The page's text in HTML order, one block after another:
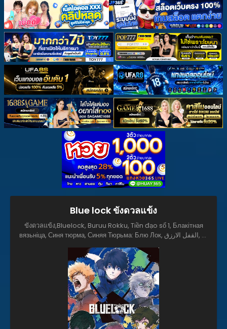
Blue lock ขังดวลแข้ง
ขังดวลแข้ง,Bluelock, Buruu Rokku, Tiền đạo số 1, Блакітная
вязьніца, Синя тюрма, Синяя Тюрьма: Блю Лок, القفل الارزق, ブ